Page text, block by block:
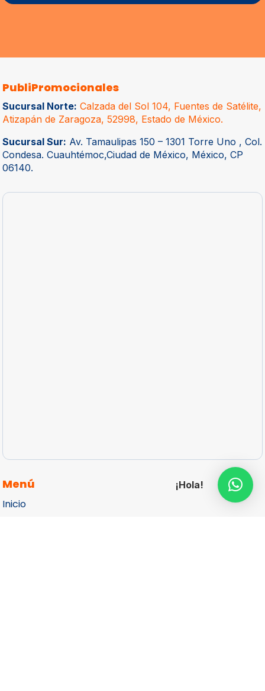
PubliPromocionales
Sucursal Norte: Calzada del Sol 104, Fuentes de Satélite,
Atizapán de Zaragoza, 52998, Estado de México.
Sucursal Sur: Av. Tamaulipas 150 – 1301 Torre Uno , Col.
Condesa. Cuauhtémoc,Ciudad de México, México, CP
06140.
Menú
Inicio
¡Hola!